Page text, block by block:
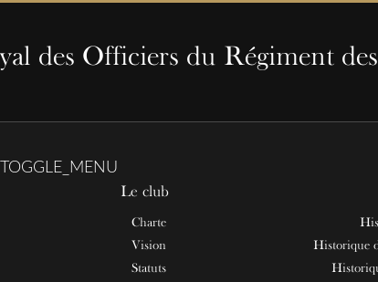
des Officiers du Régiment
Le club
Charte
Vision
Statuts
Historique